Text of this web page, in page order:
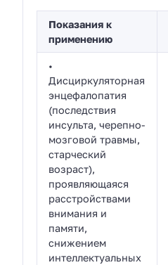
Показания к
применению
•
Дисциркуляторная
энцефалопатия
(последствия
инсульта, черепно-
мозговой травмы,
старческий
возраст),
проявляющаяся
расстройствами
внимания и
памяти,
снижением
интеллектуальных